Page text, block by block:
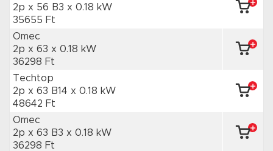
2p x 56 B3 x 0.18 kW
35655 Ft
Omec
2p x 63 x 0.18 kW
36298 Ft
Techtop
2p x 63 B14 x 0.18 kW
48642 Ft
Omec
2p x 63 B3 x 0.18 kW
36298 Ft